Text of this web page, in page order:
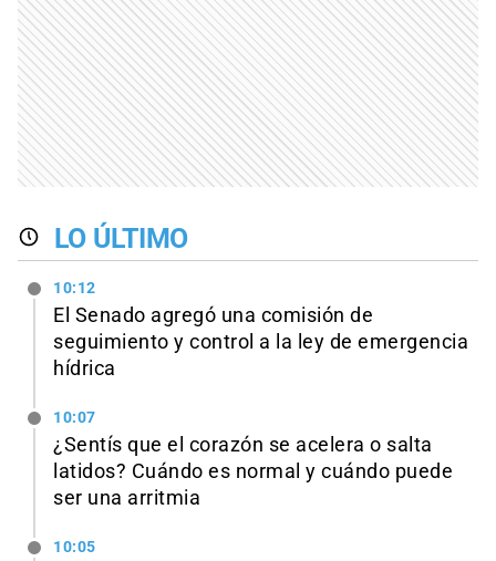
LO ÚLTIMO
10:12
El Senado agregó una comisión de
seguimiento y control a la ley de emergencia
hídrica
10:07
¿Sentís que el corazón se acelera o salta
latidos? Cuándo es normal y cuándo puede
ser una arritmia
10:05